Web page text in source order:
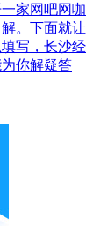
家网吧网咖
。下面就让
写，长沙经
你解疑答